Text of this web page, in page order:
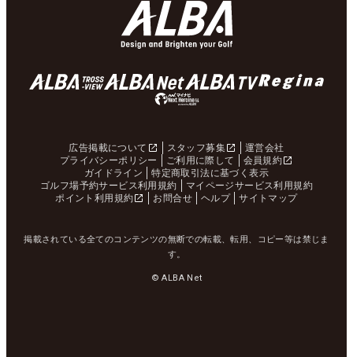
広告掲載について スタッフ募集
運営会社
プライバシーポリシー
ご利用に際して
会員規約
ガイドライン
特定商取引法に基づく表示
ゴルフ場予約サービス利用規約
マイページサービス利用規約
ポイント利用規約
お問合せ ヘルプ サイトマップ
掲載されている全てのコンテンツの無断での転載、転用、コピー等は禁じま
す。
© ALBA Net